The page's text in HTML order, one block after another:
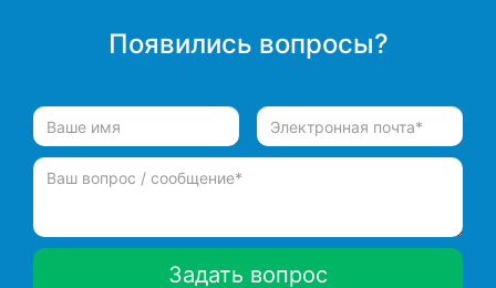
Появились вопросы?
Задать вопрос